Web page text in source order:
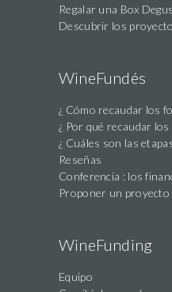
Regalar una Box
Descubrir los
WineFundés
¿ Cómo recaudar los
¿ Por qué recaudar los
¿ Cuáles son las
Reseñas
Conferencia : los
Proponer un proyecto
WineFunding
Equipo